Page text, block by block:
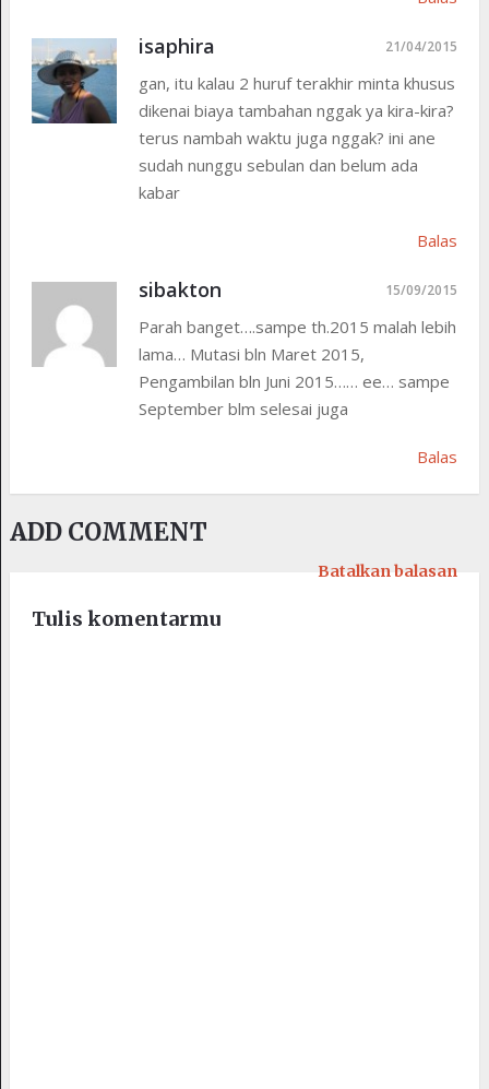
isaphira 21/04/2015
gan, itu kalau 2 huruf terakhir minta khusus
dikenai biaya tambahan nggak ya kira-kira?
terus nambah waktu juga nggak? ini ane
sudah nunggu sebulan dan belum ada
kabar
Balas
sibakton 15/09/2015
Parah banget….sampe th.2015 malah lebih
lama… Mutasi bln Maret 2015,
Pengambilan bln Juni 2015…… ee… sampe
September blm selesai juga
Balas
ADD COMMENT
Tulis komentarmu
Batalkan balasan